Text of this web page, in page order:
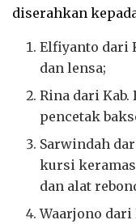
diserahkan
Elfiyanto dari
dan lensa;
Rina dari
pencetak
Sarwindah
kursi
dan alat
Waarjono dari